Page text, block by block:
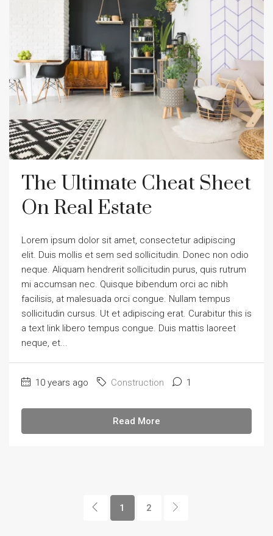
The Ultimate Cheat Sheet
On Real Estate
Lorem ipsum dolor sit amet, consectetur adipiscing
elit. Duis mollis et sem sed sollicitudin. Donec non odio
neque. Aliquam hendrerit sollicitudin purus, quis rutrum
mi accumsan nec. Quisque bibendum orci ac nibh
facilisis, at malesuada orci congue. Nullam tempus
sollicitudin cursus. Ut et adipiscing erat. Curabitur this is
a text link libero tempus congue. Duis mattis laoreet
neque, et...
10 years ago Construction 1
Read More
1 2